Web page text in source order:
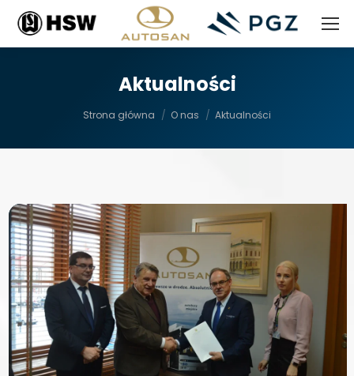
Aktualności
Strona główna O nas Aktualności